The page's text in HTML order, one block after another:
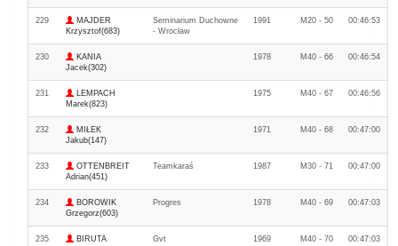
229
MAJDER
Krzysztof(683)
Seminarium Duchowne
- Wrocław
1991 M20 - 50 00:46:53
230
KANIA
Jacek(302)
1978 M40 - 66 00:46:54
231
LEMPACH
Marek(823)
1975 M40 - 67 00:46:56
232
MIŁEK
Jakub(147)
1971 M40 - 68 00:47:00
233
OTTENBREIT
Adrian(451)
Teamkaraś 1987 M30 - 71 00:47:00
234
BOROWIK
Grzegorz(603)
Progres 1978 M40 - 69 00:47:03
235
BIRUTA
Gvt 1969 M40 - 70 00:47:03